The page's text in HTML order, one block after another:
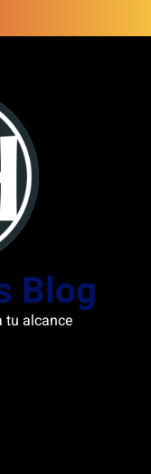
Blog
tu alcance